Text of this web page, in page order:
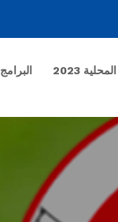
2023 البرامج